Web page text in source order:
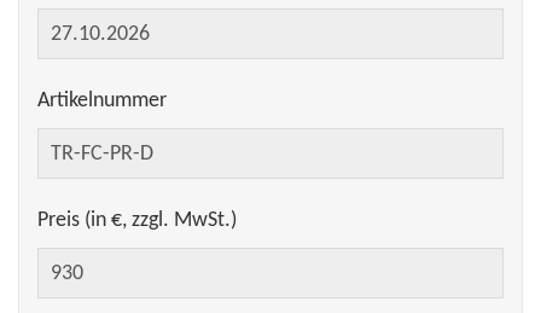
Artikelnummer
Preis (in €, zzgl. MwSt.)